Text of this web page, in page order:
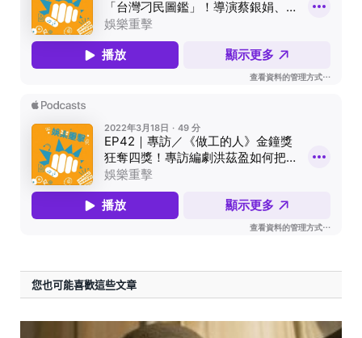
您也可能喜歡這些文章